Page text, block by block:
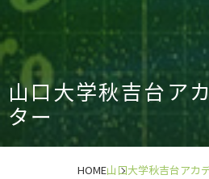
山口大学秋吉台ア
ター
HOME山口大学秋吉台アカ